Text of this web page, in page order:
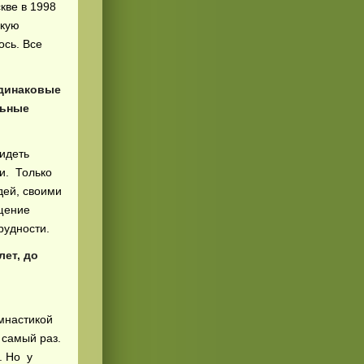
в 1998
Все
Только
своими
до
раз.
Но у